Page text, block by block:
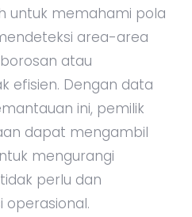
untuk memahami pola
area-area
atau
efisien. Dengan data
ini, pemilik
dapat mengambil
mengurangi
perlu dan
operasional.